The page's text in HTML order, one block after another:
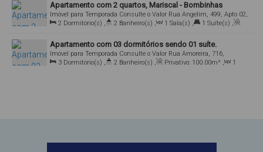
Apartamento com 2 quartos, Mariscal - Bombinhas
Consulte o Valor
Imóvel para Temporada
Rua Angelim, 499, Apto 02,
88215-000, Mariscal, Bombinhas, Santa Catarina, Brasil
2 Dormitório(s) , 2 Banheiro(s) , 1 Sala(s) , 1 Suíte(s) ,
Apartamento com 03 dormitórios sendo 01 suíte.
Consulte o Valor
Imóvel para Temporada
Rua Amoreira, 716,
Apartamento 201, 88215-000, Mariscal, Bombinhas, Santa Catarina,
3 Dormitório(s) , 2 Banheiro(s) , Privativo: 100.00m² ,
1